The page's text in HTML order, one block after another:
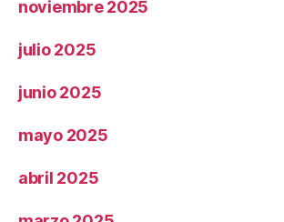
noviembre 2025
julio 2025
junio 2025
mayo 2025
abril 2025